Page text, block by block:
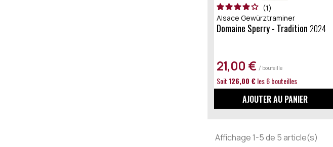
1
Alsace Gewürztraminer
Domaine Sperry - Tradition2024
21,00 € / bouteille
Soit126,00 €les 6 bouteilles
AJOUTER AU PANIER
Affichage 1-5 de 5 article(s)